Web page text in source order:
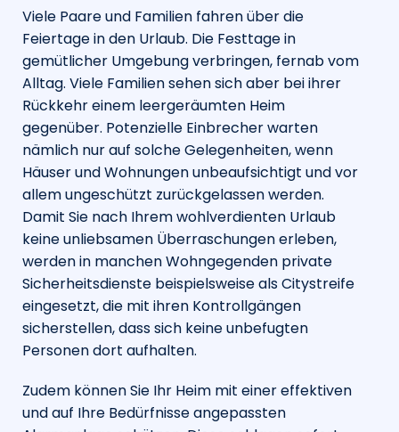
Viele Paare und Familien fahren über die
Feiertage in den Urlaub. Die Festtage in
gemütlicher Umgebung verbringen, fernab vom
Alltag. Viele Familien sehen sich aber bei ihrer
Rückkehr einem leergeräumten Heim
gegenüber. Potenzielle Einbrecher warten
nämlich nur auf solche Gelegenheiten, wenn
Häuser und Wohnungen unbeaufsichtigt und vor
allem ungeschützt zurückgelassen werden.
Damit Sie nach Ihrem wohlverdienten Urlaub
keine unliebsamen Überraschungen erleben,
werden in manchen Wohngegenden private
Sicherheitsdienste beispielsweise als Citystreife
eingesetzt, die mit ihren Kontrollgängen
sicherstellen, dass sich keine unbefugten
Personen dort aufhalten.
Zudem können Sie Ihr Heim mit einer effektiven
und auf Ihre Bedürfnisse angepassten